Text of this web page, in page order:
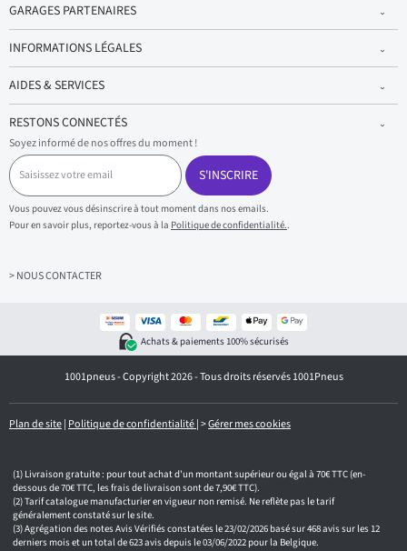
GARAGES PARTENAIRES
INFORMATIONS LÉGALES
AIDES & SERVICES
RESTONS CONNECTÉS
Soyez informé de nos offres du moment !
S
a
i
s
i
s
z
i
l
S'INSCRIRE
Vous pouvez vous désinscrire à tout moment dans nos emails.
Pour en savoir plus, reportez-vous à la Politique de confidentialité..
> NOUS CONTACTER
Achats & paiements 100% sécurisés
1001pneus - Copyright 2026 - Tous droits réservés 1001Pneus
Plan de site| Politique de confidentialité|>Gérer mes cookies
Livraison gratuite : pour tout achat d'un montant supérieur ou égal à 70€ TTC (en-
dessous de 70€ TTC, les frais de livraison sont de 7,90€ TTC).
Tarif catalogue manufacturier en vigueur non remisé. Ne reflète pas le tarif
généralement constaté sur le site.
Agrégation des notes Avis Vérifiés constatées le 23/02/2026 basé sur 468 avis sur les 12
derniers mois et un total de 623 avis depuis le 03/06/2022 pour la Belgique.